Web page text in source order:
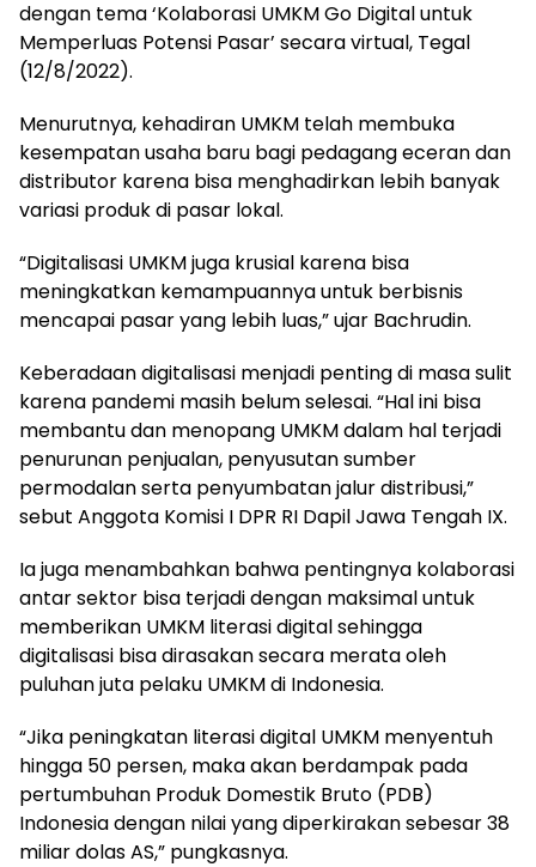
dengan tema ‘Kolaborasi UMKM Go Digital untuk
Memperluas Potensi Pasar’ secara virtual, Tegal
(12/8/2022).
Menurutnya, kehadiran UMKM telah membuka
kesempatan usaha baru bagi pedagang eceran dan
distributor karena bisa menghadirkan lebih banyak
variasi produk di pasar lokal.
“Digitalisasi UMKM juga krusial karena bisa
meningkatkan kemampuannya untuk berbisnis
mencapai pasar yang lebih luas,” ujar Bachrudin.
Keberadaan digitalisasi menjadi penting di masa sulit
karena pandemi masih belum selesai. “Hal ini bisa
membantu dan menopang UMKM dalam hal terjadi
penurunan penjualan, penyusutan sumber
permodalan serta penyumbatan jalur distribusi,”
sebut Anggota Komisi I DPR RI Dapil Jawa Tengah IX.
Ia juga menambahkan bahwa pentingnya kolaborasi
antar sektor bisa terjadi dengan maksimal untuk
memberikan UMKM literasi digital sehingga
digitalisasi bisa dirasakan secara merata oleh
puluhan juta pelaku UMKM di Indonesia.
“Jika peningkatan literasi digital UMKM menyentuh
hingga 50 persen, maka akan berdampak pada
pertumbuhan Produk Domestik Bruto (PDB)
Indonesia dengan nilai yang diperkirakan sebesar 38
miliar dolas AS,” pungkasnya.